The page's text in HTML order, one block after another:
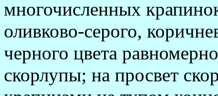
многочисленных
оливково-серого,
черного цвета
скорлупы; на просвет